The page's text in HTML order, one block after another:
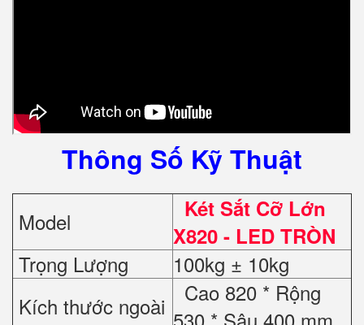
Thông Số Kỹ Thuật
Model
Két Sắt Cỡ Lớn
X820 - LED TRÒN
Trọng Lượng
100kg ± 10kg
Kích thước ngoài
Cao 820 * Rộng